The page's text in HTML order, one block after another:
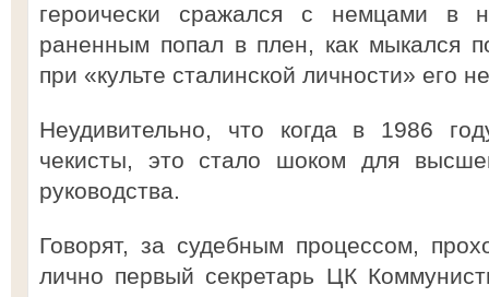
героически сражался с немцами в
раненным попал в плен, как мыкался
при «культе сталинской личности» его
Неудивительно, что когда в 1986
чекисты, это стало шоком для
руководства.
Говорят, за судебным процессом,
лично первый секретарь ЦК